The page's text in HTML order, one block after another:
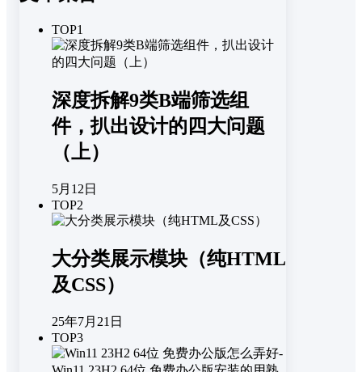
TOP1
深度拆解9类B端筛选组
件，扒出设计的四大问题
（上）
5月12日
TOP2
大分类展示模块（纯HTML
及CSS）
25年7月21日
TOP3